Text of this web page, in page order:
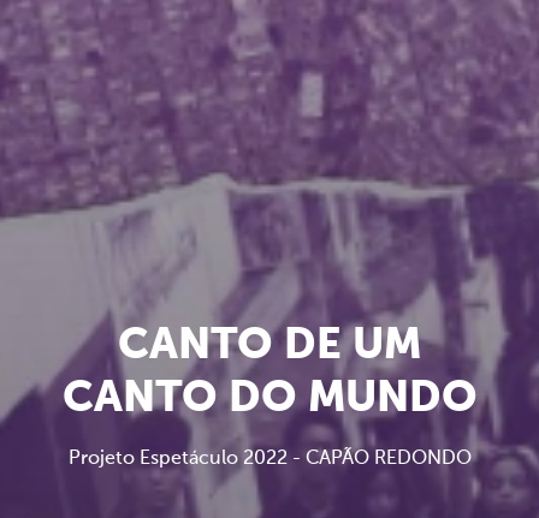
CANTO DE UM
CANTO DO MUNDO
Projeto Espetáculo 2022 - CAPÃO REDONDO